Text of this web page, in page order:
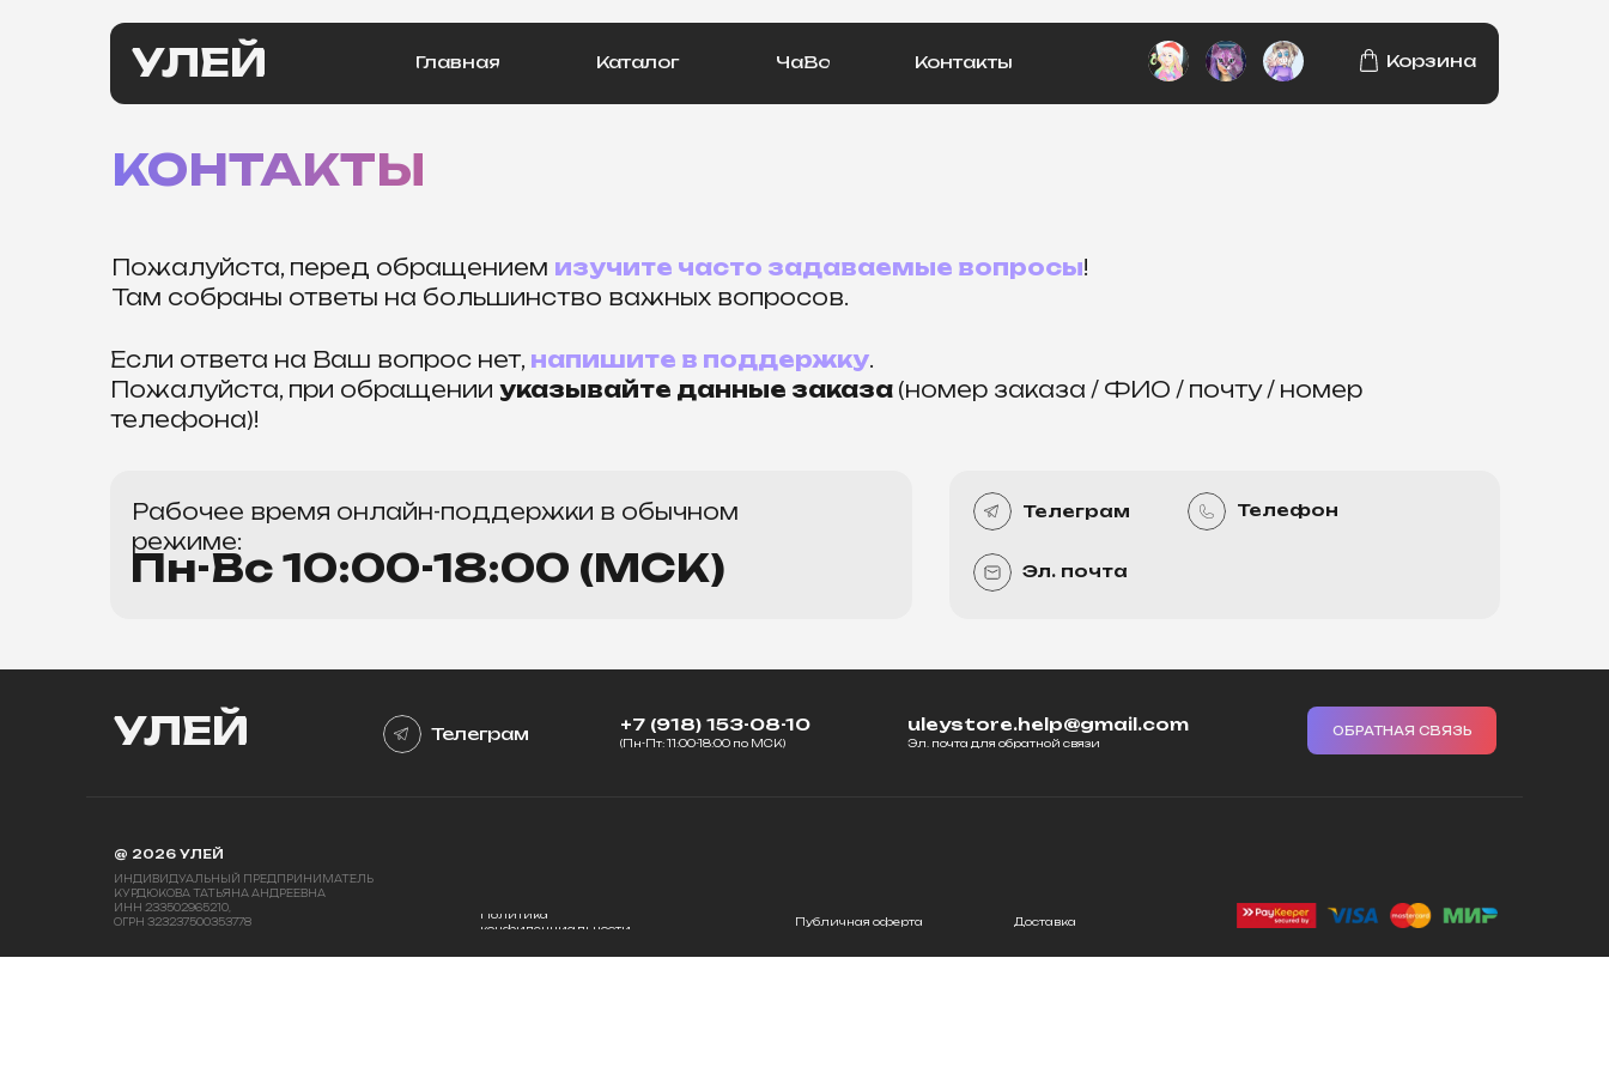
Корзина
Главная Каталог ЧаВо Контакты
УЛЕЙ
КОНТАКТЫ
Пожалуйста, перед обращением изучите часто задаваемые вопросы!
Там собраны ответы на большинство важных вопросов.
Если ответа на Ваш вопрос нет, напишите в поддержку.
Пожалуйста, при обращении указывайте данные заказа (номер заказа / ФИО / почту / номер
телефона)!
Рабочее время онлайн-поддержки в обычном
режиме:
Пн-Вс 10:00-18 :00 (МСК) Эл. почта
Телеграм Телефон
@ 2026 УЛЕЙ
ИНДИВИДУАЛЬНЫЙ ПРЕДПРИНИМАТЕЛЬ
КУРДЮКОВА ТАТЬЯНА АНДРЕЕВНА
ИНН 233502965210,
ОГРН 323237500353778
Политика
конфиденциальности
Публичная оферта
ОБРАТНАЯ СВЯЗЬ
+7 (918) 153-08-10
(Пн-Пт: 11:00-18:00 по МСК)
uleystore.help@gmail.com
Эл. почта для обратной связи
УЛЕЙ
Доставка
Телеграм